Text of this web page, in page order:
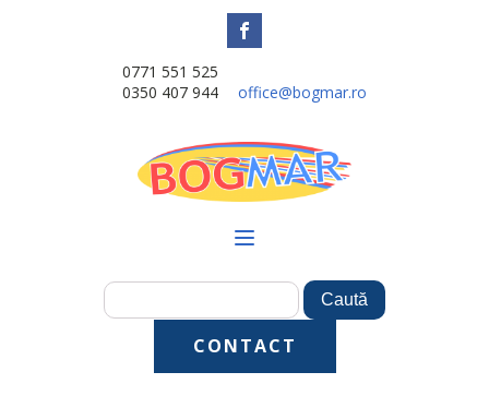
0771 551 525
0350 407 944
office@bogmar.ro
CONTACT